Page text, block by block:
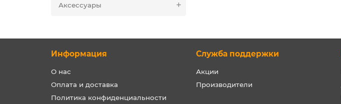
Аксессуары
Информация
О нас
Оплата и доставка
Политика конфиденциальности
Служба поддержки
Акции
Производители